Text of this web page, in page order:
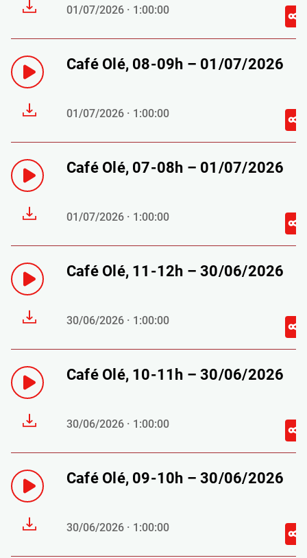
01/07/2026 · 1:00:00
Café Olé, 08-09h – 01/07/2026
01/07/2026 · 1:00:00
Café Olé, 07-08h – 01/07/2026
01/07/2026 · 1:00:00
Café Olé, 11-12h – 30/06/2026
30/06/2026 · 1:00:00
Café Olé, 10-11h – 30/06/2026
30/06/2026 · 1:00:00
Café Olé, 09-10h – 30/06/2026
30/06/2026 · 1:00:00